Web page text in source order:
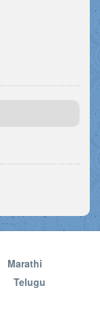
Marathi
Telugu